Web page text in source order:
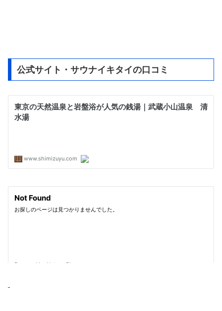
公式サイト・サウナイキタイの口コミ